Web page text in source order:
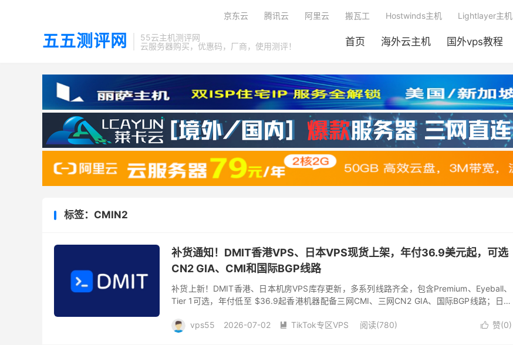
五五测评网
55云主机测评网
云服务器购买，优惠码，厂商，使用测评！
首页 海外云主机 国外vps教程
京东云 腾讯云 阿里云 搬瓦工 Hostwinds主机 Lightlayer主机
标签：CMIN2
补货通知！DMIT香港VPS、日本VPS现货上架，年付36.9美元起，可选
CN2 GIA、CMI和国际BGP线路
补货上新！DMIT香港、日本机房VPS库存更新，多系列线路齐全，包含Premium、Eyeball、
Tier 1可选，年付低至 $36.9起香港机器配备三网CMI、三网CN2 GIA、国际BGP线路；日本
 赞(0)
vps55 2026-07-02  TikTok专区VPS 阅读(780)